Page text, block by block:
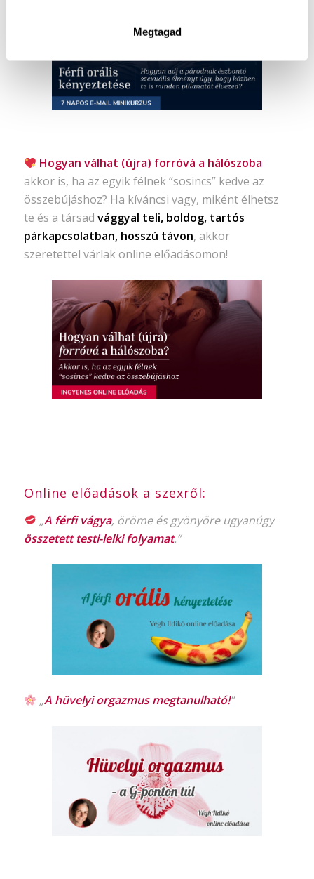
Megtagad
Hogyan válhat (újra) forróvá a hálószoba
akkor is, ha az egyik félnek “sosincs” kedve az
összebújáshoz? Ha kíváncsi vagy, miként élhetsz
te és a társad vággyal teli, boldog, tartós
párkapcsolatban, hosszú távon, akkor
szeretettel várlak online előadásomon!
Online előadások a szexről:
„A férfi vágya, öröme és gyönyöre ugyanúgy
összetett testi-lelki folyamat.”
„A hüvelyi orgazmus megtanulható!”